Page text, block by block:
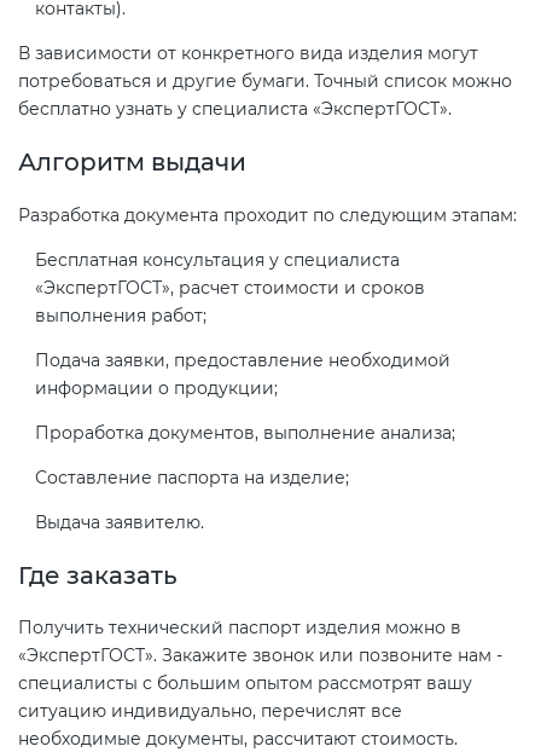
контакты).
В зависимости от конкретного вида изделия могут
потребоваться и другие бумаги. Точный список можно
бесплатно узнать у специалиста «ЭкспертГОСТ».
Алгоритм выдачи
Разработка документа проходит по следующим этапам:
Бесплатная консультация у специалиста
«ЭкспертГОСТ», расчет стоимости и сроков
выполнения работ;
Подача заявки, предоставление необходимой
информации о продукции;
Проработка документов, выполнение анализа;
Составление паспорта на изделие;
Выдача заявителю.
Где заказать
Получить технический паспорт изделия можно в
«ЭкспертГОСТ». Закажите звонок или позвоните нам -
специалисты с большим опытом рассмотрят вашу
ситуацию индивидуально, перечислят все
необходимые документы, рассчитают стоимость.